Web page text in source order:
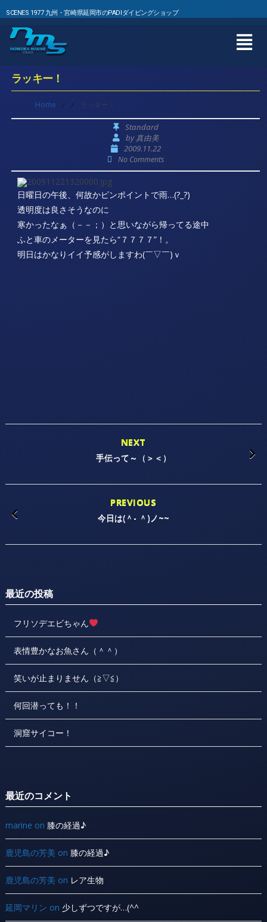
SCENES 1977 九州・宮崎県延岡市のPADIダイビングショップ
ラッキー！
Home / / ラッキー！
Standard
by真由美
2009.11.22
No Comments
日曜日の午後、何故かピンポイントで雨…(?_?)
透明度は良さそうなのに
寒かったなぁ（－－；）と思いながら帰ってる途中
ふと車のメーターを見たら“７７７７”！。
明日はかなりイイ予感がしますわ(￣▽￣)ｖ
NEXT
手伝って～（＞＜）
PREVIOUS
今日は(＾- ＾)ノ~~
最近の投稿
フリソデエビちゃん
表情豊かなお魚さん（＾＾）
笑いが止まりません（≧▽≦）
何回潜っても！！
洞窟サイコー！
最近のコメント
marine on 膝の経過♪
鹿児島の芳美 on 膝の経過♪
鹿児島の芳美 on レア生物
延岡マリン on 少しずつですが…(^^ ゞ